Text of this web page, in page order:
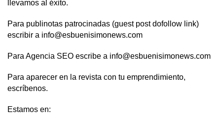
llevamos al éxito.
Para publinotas patrocinadas (guest post dofollow link)
escribir a info@esbuenisimonews.com
Para Agencia SEO escribe a info@esbuenisimonews.com
Para aparecer en la revista con tu emprendimiento,
escríbenos.
Estamos en: